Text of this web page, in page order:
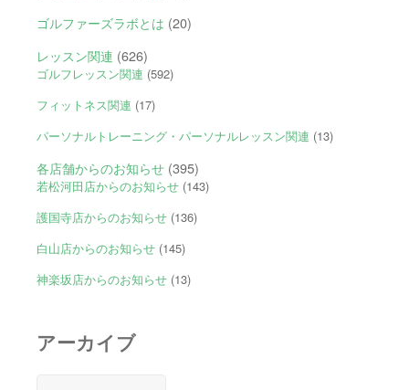
ゴルファーズラボとは (20)
レッスン関連 (626)
ゴルフレッスン関連 (592)
フィットネス関連 (17)
パーソナルトレーニング・パーソナルレッスン関連 (13)
各店舗からのお知らせ(395)
若松河田店からのお知らせ(143)
護国寺店からのお知らせ(136)
白山店からのお知らせ(145)
神楽坂店からのお知らせ(13)
アーカイブ